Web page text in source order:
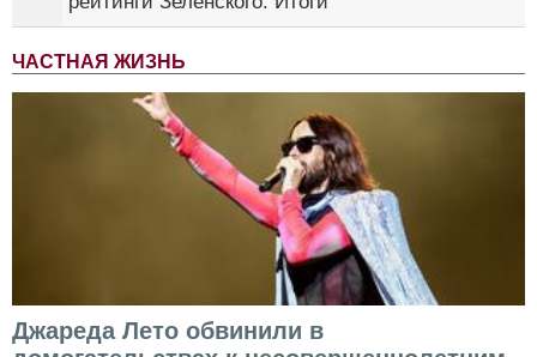
ЧАСТНАЯ ЖИЗНЬ
Джареда Лето обвинили в